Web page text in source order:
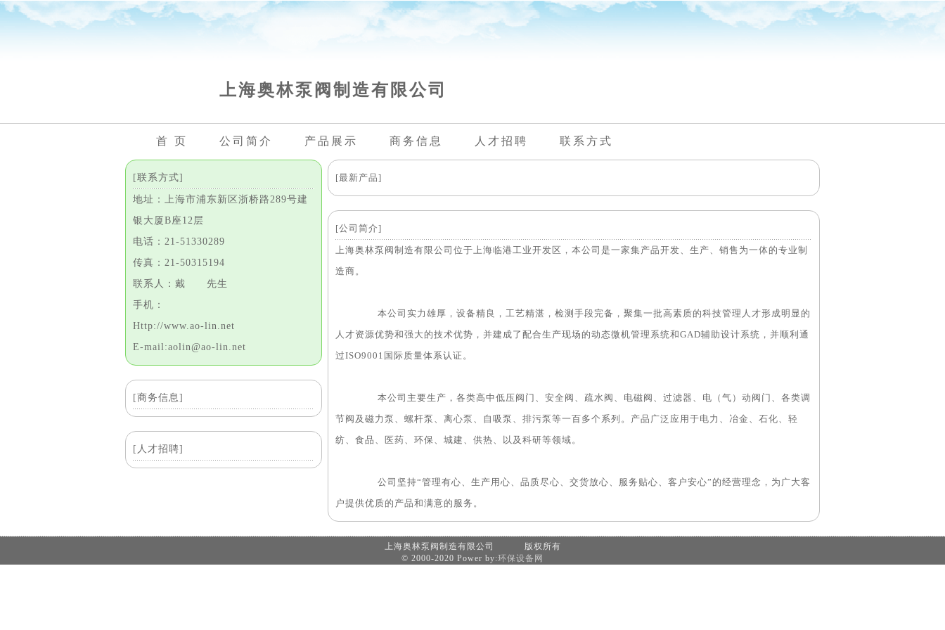
上海奥林泵阀制造有限公司
首 页 公司简介 产品展示 商务信息 人才招聘 联系方式
[联系方式]
地址：上海市浦东新区浙桥路289号建
银大厦B座12层
电话：21-51330289
传真：21-50315194
联系人：戴 先生
手机：
Http://www.ao-lin.net
E-mail:aolin@ao-lin.net
[商务信息]
[人才招聘]
[最新产品]
[公司简介]
上海奥林泵阀制造有限公司位于上海临港工业开发区，本公司是一家集产品开发、生产、销售为一体的专业制
造商。
本公司实力雄厚，设备精良，工艺精湛，检测手段完备，聚集一批高素质的科技管理人才形成明显的
人才资源优势和强大的技术优势，并建成了配合生产现场的动态微机管理系统和GAD辅助设计系统，并顺利通
过ISO9001国际质量体系认证。
本公司主要生产，各类高中低压阀门、安全阀、疏水阀、电磁阀、过滤器、电（气）动阀门、各类调
节阀及磁力泵、螺杆泵、离心泵、自吸泵、排污泵等一百多个系列。产品广泛应用于电力、冶金、石化、轻
纺、食品、医药、环保、城建、供热、以及科研等领域。
公司坚持“管理有心、生产用心、品质尽心、交货放心、服务贴心、客户安心”的经营理念，为广大客
户提供优质的产品和满意的服务。
上海奥林泵阀制造有限公司 版权所有
© 2000-2020 Power by:环保设备网